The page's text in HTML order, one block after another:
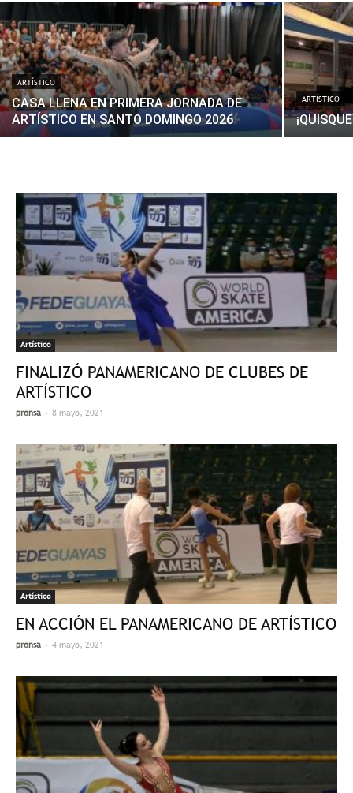
ARTÍSTICO
CASA LLENA EN PRIMERA JORNADA DE
ARTÍSTICO EN SANTO DOMINGO 2026
ARTÍSTICO
Artístico
FINALIZÓ PANAMERICANO DE CLUBES DE
ARTÍSTICO
prensa - 8 mayo, 2021
Artístico
EN ACCIÓN EL PANAMERICANO DE ARTÍSTICO
prensa - 4 mayo, 2021